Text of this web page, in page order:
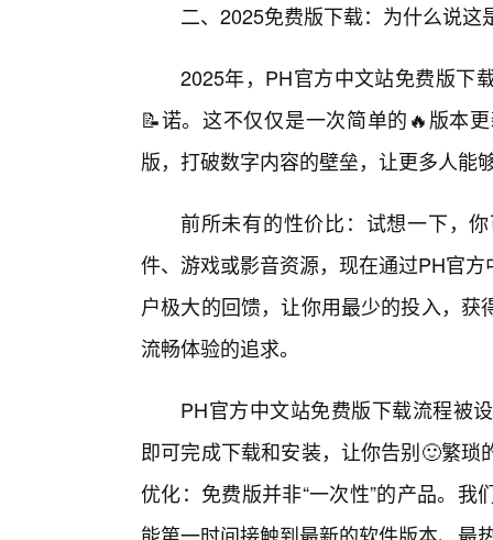
二、2025免费版下载：为什么说这
2025年，PH官方中文站免费版下
📝诺。这不仅仅是一次简单的🔥版本
版，打破数字内容的壁垒，让更多人能
前所未有的性价比：试想一下，
件、游戏或影音资源，现在通过PH官
户极大的回馈，让你用最少的投入，
流畅体验的追求。
PH官方中文站免费版下载流程被
即可完成下载和安装，让你告别🙂繁
优化：免费版并非“一次性”的产品。